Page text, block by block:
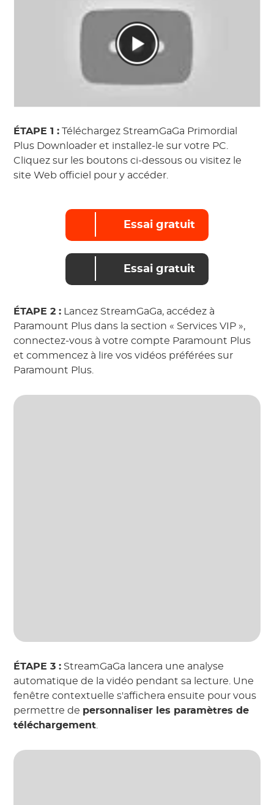
ÉTAPE 1 : Téléchargez StreamGaGa Primordial
Plus Downloader et installez-le sur votre PC.
Cliquez sur les boutons ci-dessous ou visitez le
site Web officiel pour y accéder.
Essai gratuit
Essai gratuit
ÉTAPE 2 : Lancez StreamGaGa, accédez à
Paramount Plus dans la section « Services VIP »,
connectez-vous à votre compte Paramount Plus
et commencez à lire vos vidéos préférées sur
Paramount Plus.
ÉTAPE 3 : StreamGaGa lancera une analyse
automatique de la vidéo pendant sa lecture. Une
fenêtre contextuelle s'affichera ensuite pour vous
permettre de personnaliser les paramètres de
téléchargement.